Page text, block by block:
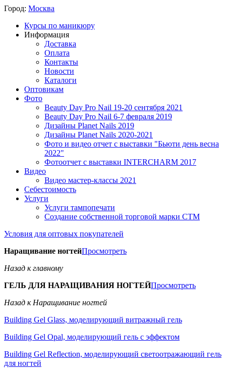
Город: Москва
Курсы по маникюру
Информация
Доставка
Оплата
Контакты
Новости
Каталоги
Оптовикам
Фото
Beauty Day Pro Nail 19-20 сентября 2021
Beauty Day Pro Nail 6-7 февраля 2019
Дизайны Planet Nails 2019
Дизайны Planet Nails 2020-2021
Фото и видео отчет с выставки "Бьюти день весна
2022"
Фотоотчет с выставки INTERCHARM 2017
Видео
Видео мастер-классы 2021
Себестоимость
Услуги
Услуги тампопечати
Создание собственной торговой марки СТМ
Условия для оптовых покупателей
Наращивание ногтейПросмотреть
Назад к главному
ГЕЛЬ ДЛЯ НАРАЩИВАНИЯ НОГТЕЙПросмотреть
Назад к Наращивание ногтей
Building Gel Glass, моделирующий витражный гель
Building Gel Opal, моделирующий гель с эффектом
Building Gel Reflection, моделирующий светоотражающий гель
для ногтей